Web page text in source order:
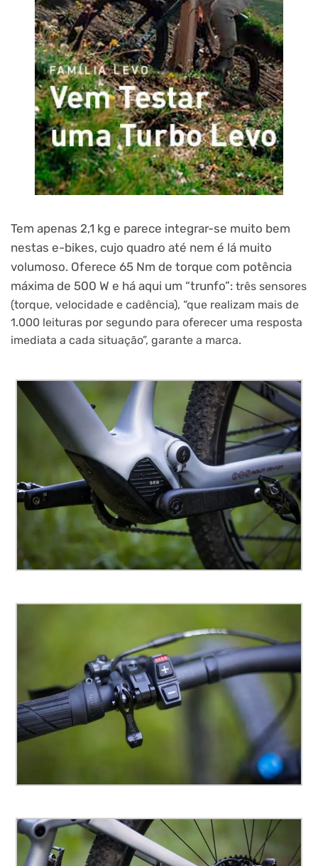
Tem apenas 2,1 kg e parece integrar-se muito bem
nestas e-bikes, cujo quadro até nem é lá muito
volumoso. Oferece 65 Nm de torque com potência
máxima de 500 W e há aqui um “trunfo”: três sensores
(torque, velocidade e cadência), “que realizam mais de
1.000 leituras por segundo para oferecer uma resposta
imediata a cada situação”, garante a marca.